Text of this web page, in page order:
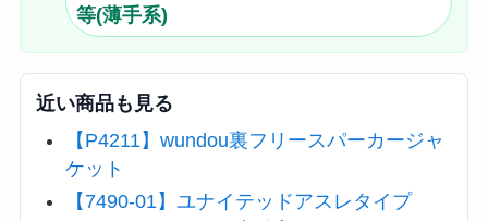
等(薄手系)
近い商品も見る
【P4211】wundou裏フリースパーカージャ
ケット
【7490-01】ユナイテッドアスレタイプ